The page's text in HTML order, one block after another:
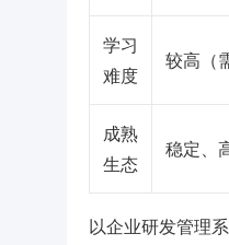
学习
难度
较高（
成熟
生态
稳定、
以企业研发管理